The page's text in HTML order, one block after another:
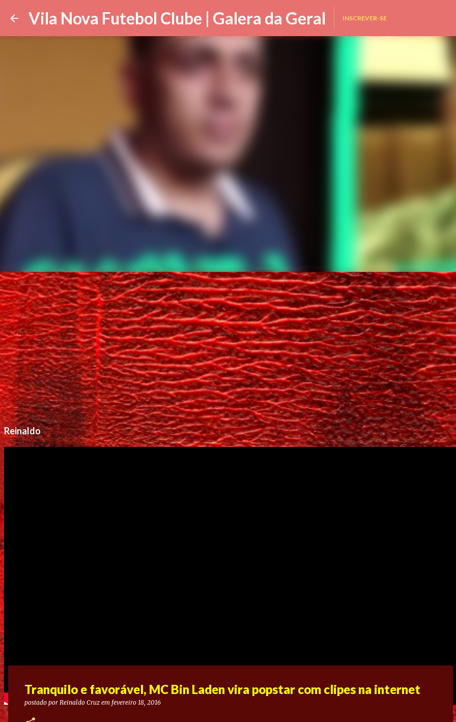
Pular para o conteúdo principal
Vila Nova Futebol Clube | Galera da Geral INSCREVER-SE
Reinaldo
Tranquilo e favorável, MC Bin Laden vira popstar com clipes na internet
postado por Reinaldo Cruz em fevereiro 18, 2016